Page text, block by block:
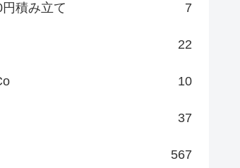
円積み立て 7
22
10
37
567